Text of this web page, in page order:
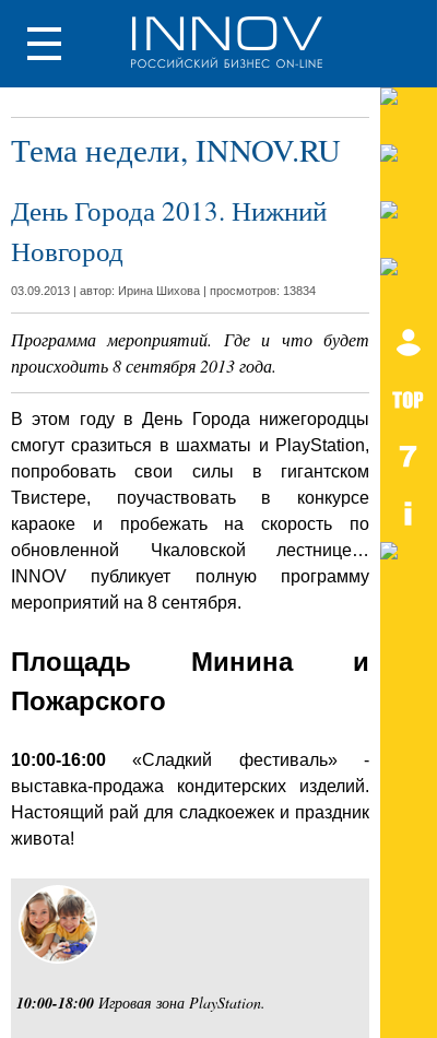
Тема недели, INNOV.RU
День Города 2013. Нижний
Новгород
03.09.2013 | автор: Ирина Шихова | просмотров: 13834
Программа мероприятий. Где и что будет
происходить 8 сентября 2013 года.
В этом году в День Города нижегородцы
смогут сразиться в шахматы и PlayStation,
попробовать свои силы в гигантском
Твистере, поучаствовать в конкурсе
караоке и пробежать на скорость по
обновленной Чкаловской лестнице…
INNOV публикует полную программу
мероприятий на 8 сентября.
Площадь Минина и
Пожарского
10:00-16:00 «Сладкий фестиваль» -
выставка-продажа кондитерских изделий.
Настоящий рай для сладкоежек и праздник
живота!
10:00-18:00 Игровая зона PlayStation.